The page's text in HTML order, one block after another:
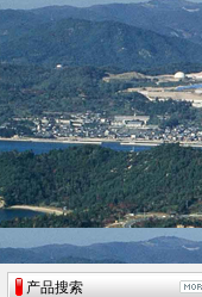
产品搜索